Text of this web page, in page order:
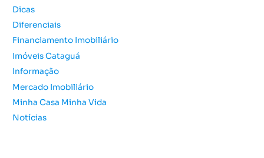
o
r
:
Dicas
Diferenciais
Financiamento Imobiliário
Imóveis Cataguá
Informação
Mercado Imobiliário
Minha Casa Minha Vida
Notícias